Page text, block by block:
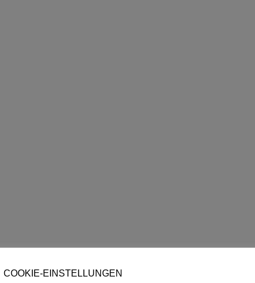
COOKIE-EINSTELLUNGEN